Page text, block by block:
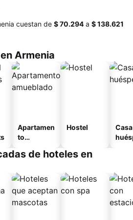
cuestan de ‎$ 70.294 a ‎$ 138.621
Armenia
Apartamen
to
o
Hostel
de hoteles en